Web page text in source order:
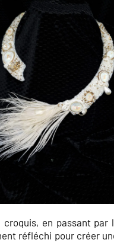
en passant
réfléchi pour créer